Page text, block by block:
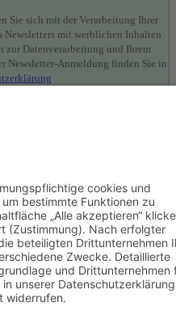
Sie sich mit der Verarbeitung Ihrer
Newsletters mit werblichen Inhalten
zur Datenverarbeitung und Ihrem
Newsletter-Anmeldung finden Sie in